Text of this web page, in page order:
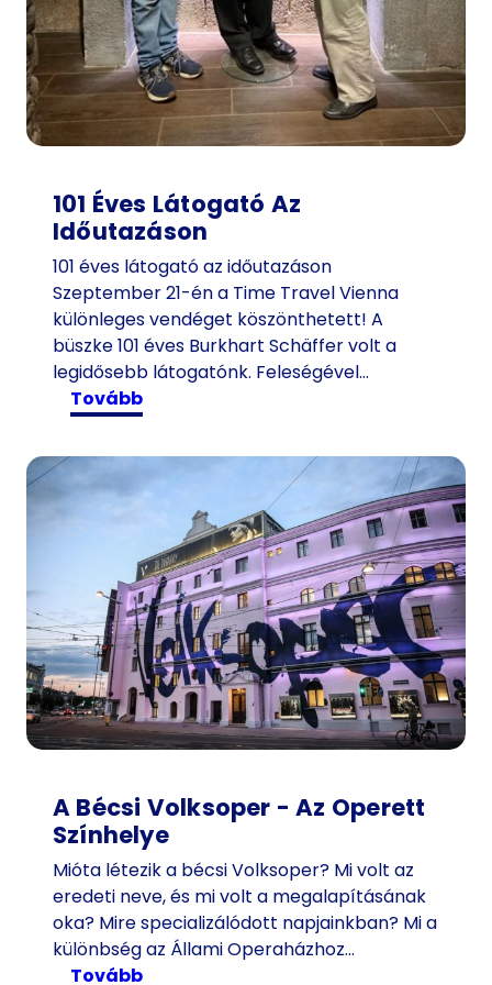
101 Éves Látogató Az
Időutazáson
101 éves látogató az időutazáson
Szeptember 21-én a Time Travel Vienna
különleges vendéget köszönthetett! A
büszke 101 éves Burkhart Schäffer volt a
legidősebb látogatónk. Feleségével…
tovább:
1
0
e
s
l
á
t
o
g
a
ó
a
z
i
d
ő
u
t
A Bécsi Volksoper - Az Operett
Színhelye
Mióta létezik a bécsi Volksoper? Mi volt az
eredeti neve, és mi volt a megalapításának
oka? Mire specializálódott napjainkban? Mi a
különbség az Állami Operaházhoz…
tovább: